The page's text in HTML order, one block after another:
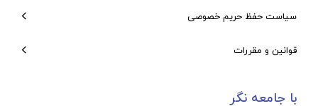
سیاست حفظ حریم خصوصی
قوانین و مقررات
با جامعه نگر